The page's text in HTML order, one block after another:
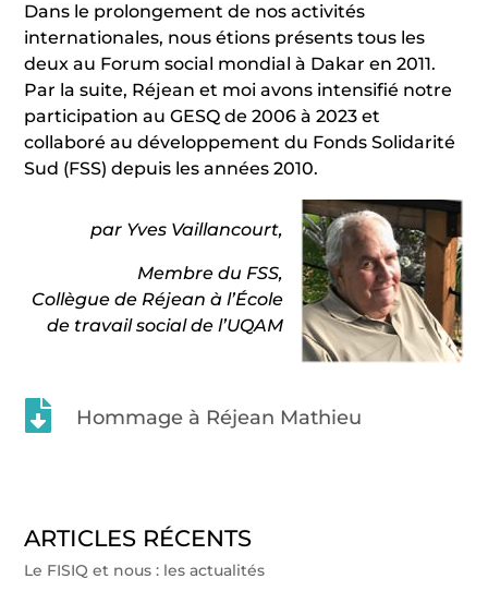
Dans le prolongement de nos activités
internationales, nous étions présents tous les
deux au Forum social mondial à Dakar en 2011.
Par la suite, Réjean et moi avons intensifié notre
participation au GESQ de 2006 à 2023 et
collaboré au développement du Fonds Solidarité
Sud (FSS) depuis les années 2010.
par Yves Vaillancourt,
Membre du FSS,
Collègue de Réjean à l’École
de travail social de l’UQAM
 Hommage à Réjean Mathieu
ARTICLES RÉCENTS
Le FISIQ et nous : les actualités